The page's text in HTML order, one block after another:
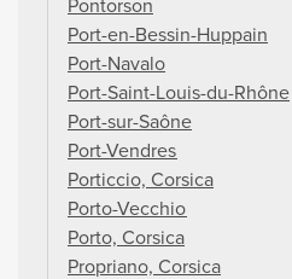
Port-en-Bessin-Huppain
Port-Navalo
Port-Saint-Louis-du-Rhône
Port-sur-Saône
Port-Vendres
Porticcio, Corsica
Porto-Vecchio
Porto, Corsica
Propriano, Corsica